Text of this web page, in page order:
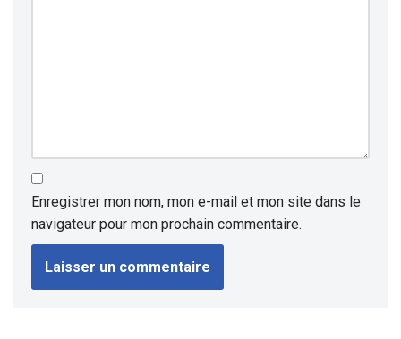
Enregistrer mon nom, mon e-mail et mon site dans le
navigateur pour mon prochain commentaire.